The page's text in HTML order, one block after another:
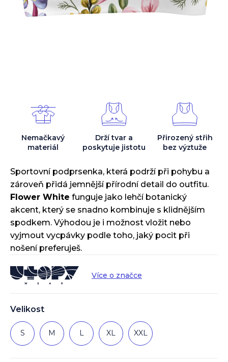
Velikost
S M L XL XXL
Sportovní podprsenka, která podrží při pohybu a
zároveň přidá jemnější přírodní detail do outfitu.
Flower White funguje jako lehčí botanický
akcent, který se snadno kombinuje s klidnějším
spodkem. Výhodou je i možnost vložit nebo
vyjmout vycpávky podle toho, jaký pocit při
nošení preferuješ.
Více o značce
Nemačkavý
materiál
Drží tvar a
poskytuje jistotu
Přirozený střih
bez výztuže